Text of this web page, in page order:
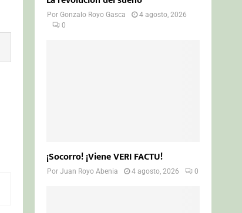
PorGonzalo Royo Gasca
4 agosto, 2026
0
¡Socorro! ¡Viene VERI FACTU!
PorJuan Royo Abenia 4 agosto, 2026 0